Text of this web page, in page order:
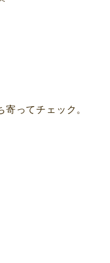
寄ってチェック。